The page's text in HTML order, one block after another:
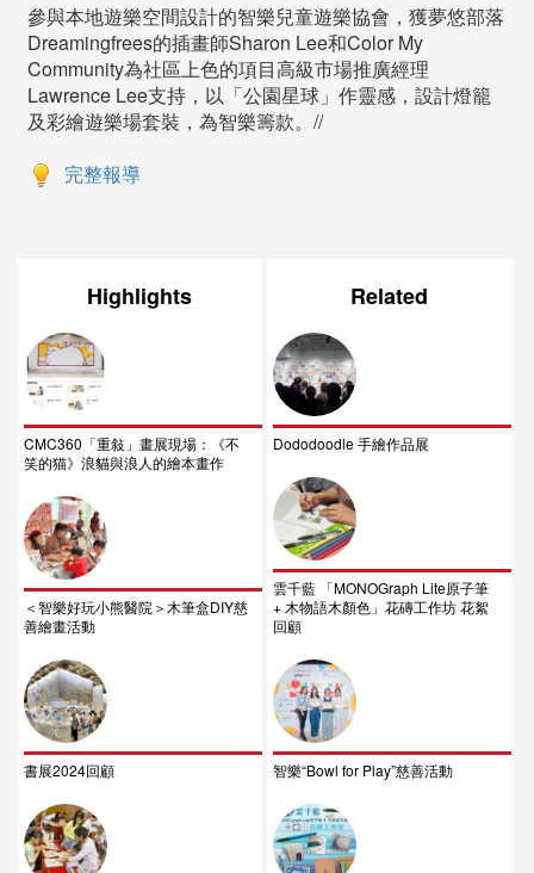
參與本地遊樂空間設計的智樂兒童遊樂協會，獲夢悠部落
Dreamingfrees的插畫師Sharon Lee和Color My
Community為社區上色的項目高級市場推廣經理
Lawrence Lee支持，以「公園星球」作靈感，設計燈籠
及彩繪遊樂場套裝，為智樂籌款。//
完整報導
Highlights
CMC360「重敍」畫展現場：《不
笑的猫》浪貓與浪人的繪本畫作
＜智樂好玩小熊醫院＞木筆盒DIY慈
善繪畫活動
書展2024回顧
Related
Dododoodle 手繪作品展
雲千藍 「MONOGraph Lite原子筆
+ 木物語木顏色」花磚工作坊 花絮
回顧
智樂“Bowl for Play”慈善活動